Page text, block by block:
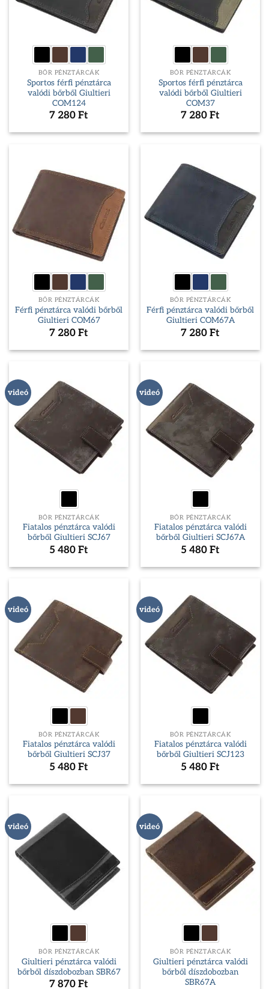
BŐR PÉNZTÁRCÁK
Sportos férfi pénztárca
valódi bőrből Giultieri
COM124
7 280 Ft
BŐR PÉNZTÁRCÁK
Sportos férfi pénztárca
valódi bőrből Giultieri
COM37
7 280 Ft
BŐR PÉNZTÁRCÁK
Férfi pénztárca valódi bőrből
Giultieri COM67
7 280 Ft
BŐR PÉNZTÁRCÁK
Férfi pénztárca valódi bőrből
Giultieri COM67A
7 280 Ft
videó
BŐR PÉNZTÁRCÁK
Fiatalos pénztárca valódi
bőrből Giultieri SCJ67
5 480 Ft
videó
BŐR PÉNZTÁRCÁK
Fiatalos pénztárca valódi
bőrből Giultieri SCJ67A
5 480 Ft
videó
BŐR PÉNZTÁRCÁK
Fiatalos pénztárca valódi
bőrből Giultieri SCJ37
5 480 Ft
videó
BŐR PÉNZTÁRCÁK
Fiatalos pénztárca valódi
bőrből Giultieri SCJ123
5 480 Ft
videó
BŐR PÉNZTÁRCÁK
Giultieri pénztárca valódi
bőrből díszdobozban SBR67
7 870 Ft
videó
BŐR PÉNZTÁRCÁK
Giultieri pénztárca valódi
bőrből díszdobozban
SBR67A